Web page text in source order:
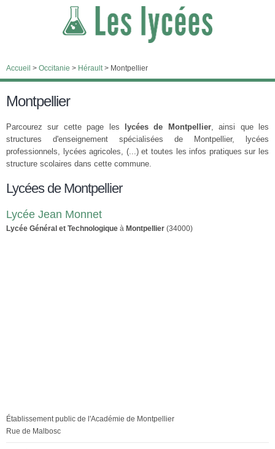
Accueil > Occitanie > Hérault> Montpellier
Montpellier
Parcourez sur cette page les lycées de Montpellier, ainsi que les
structures d'enseignement spécialisées de Montpellier, lycées
professionnels, lycées agricoles, (...) et toutes les infos pratiques sur les
structure scolaires dans cette commune.
Lycées de Montpellier
Lycée Jean Monnet
Lycée Général et Technologique à Montpellier (34000)
Établissement public de l'Académie de Montpellier
Rue de Malbosc